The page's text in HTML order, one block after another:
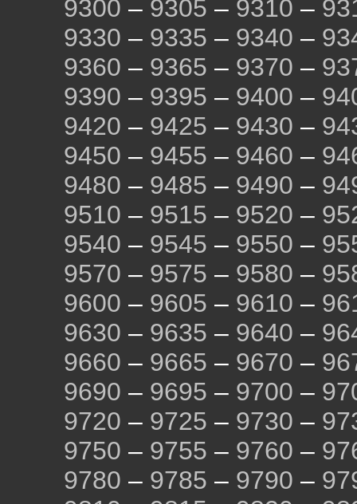
9300 – 9305 – 9310 –
9330 – 9335 – 9340 –
9360 – 9365 – 9370 –
9390 – 9395 – 9400 –
9420 – 9425 – 9430 –
9450 – 9455 – 9460 –
9480 – 9485 – 9490 –
9510 – 9515 – 9520 –
9540 – 9545 – 9550 –
9570 – 9575 – 9580 –
9600 – 9605 – 9610 –
9630 – 9635 – 9640 –
9660 – 9665 – 9670 –
9690 – 9695 – 9700 –
9720 – 9725 – 9730 –
9750 – 9755 – 9760 –
9780 – 9785 – 9790 –